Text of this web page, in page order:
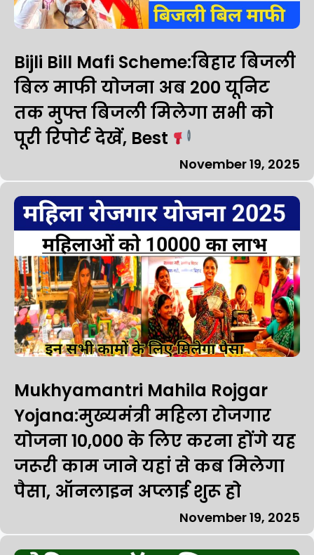
Bijli Bill Mafi Scheme:बिहार बिजली
बिल माफी योजना अब 200 यूनिट
तक मुफ्त बिजली मिलेगा सभी को
पूरी रिपोर्ट देखें, Best
November 19, 2025
Mukhyamantri Mahila Rojgar
Yojana:मुख्यमंत्री महिला रोजगार
योजना ₹10,000 के लिए करना होंगे यह
जरूरी काम जाने यहां से कब मिलेगा
पैसा, ऑनलाइन अप्लाई शुरू हो
November 19, 2025